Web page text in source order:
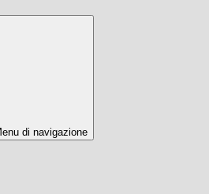
di navigazione